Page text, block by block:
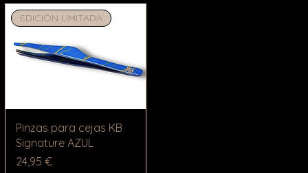
EDICIÓN LIMITADA
Pinzas para cejas KB
Signature AZUL
Precio
24,95 €